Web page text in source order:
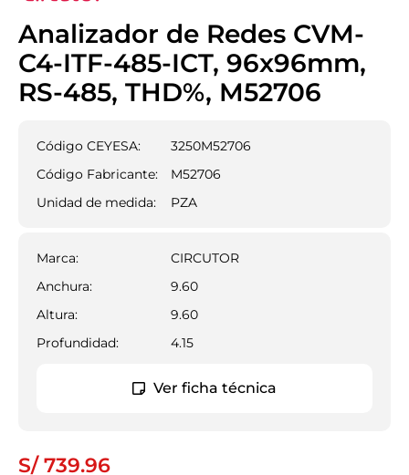
Analizador de Redes CVM-
C4-ITF-485-ICT, 96x96mm,
RS-485, THD%, M52706
Código CEYESA:
3250M52706
Código Fabricante:
M52706
Unidad de medida:
PZA
Marca:
CIRCUTOR
Anchura:
9.60
Altura:
9.60
Profundidad: 4.15
Ver ficha técnica
S/ 739.96
5
interruptor
6.
rittal
7.
transformador
e8 pro
9.
ledvance
10. mersen